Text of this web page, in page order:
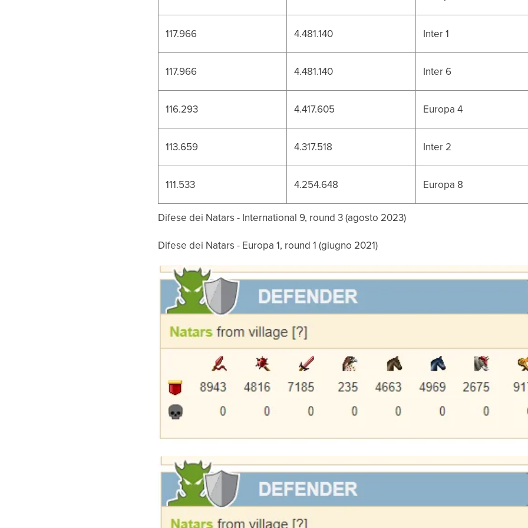
117.966 4.481.140 Inter 1
117.966 4.481.140 Inter 6
116.293 4.417.605 Europa 4
113.659 4.317.518 Inter 2
111.533 4.254.648 Europa 8
Difese dei Natars - International 9, round 3 (agosto 2023)
Difese dei Natars - Europa 1, round 1 (giugno 2021)